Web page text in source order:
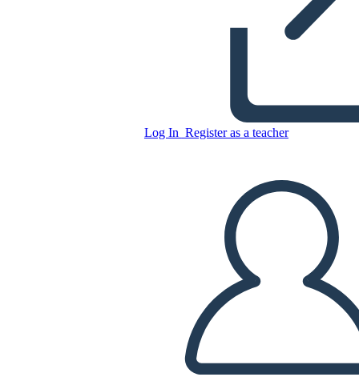
Log In Register as a teacher
Community - Migration
CREATE A STORYBOARD
PLAY SLIDESHOW
READ TO ME